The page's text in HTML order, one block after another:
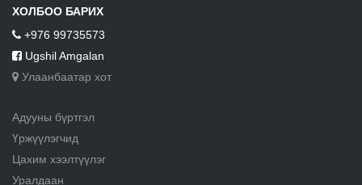
ХОЛБОО БАРИХ
+976 99735573
Ugshil Amgalan
Улаанбаатар хот
Адууны бүртгэл
Үржүүлэгчид
Цахим хээлтүүлэг
Уралдаан